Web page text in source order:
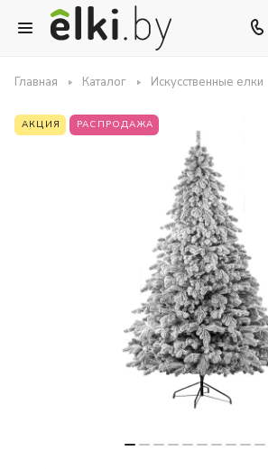
Главная Каталог Искусственные елки
АКЦИЯ РАСПРОДАЖА